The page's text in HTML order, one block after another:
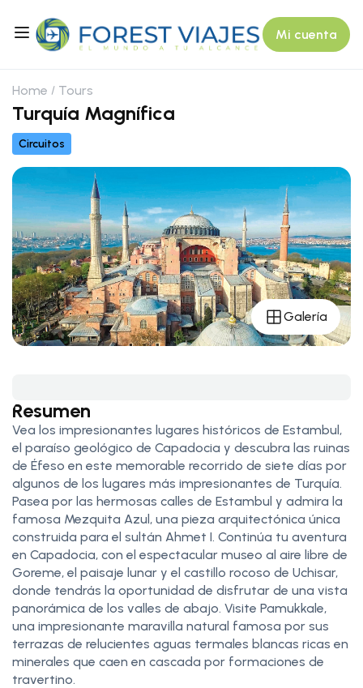
Mi cuenta
Home Tours
Turquía Magnífica
Circuitos
Galería
Resumen
Vea los impresionantes lugares históricos de Estambul,
el paraíso geológico de Capadocia y descubra las ruinas
de Éfeso en este memorable recorrido de siete días por
algunos de los lugares más impresionantes de Turquía.
Pasea por las hermosas calles de Estambul y admira la
famosa Mezquita Azul, una pieza arquitectónica única
construida para el sultán Ahmet I. Continúa tu aventura
en Capadocia, con el espectacular museo al aire libre de
Goreme, el paisaje lunar y el castillo rocoso de Uchisar,
donde tendrás la oportunidad de disfrutar de una vista
panorámica de los valles de abajo. Visite Pamukkale,
una impresionante maravilla natural famosa por sus
terrazas de relucientes aguas termales blancas ricas en
minerales que caen en cascada por formaciones de
travertino.